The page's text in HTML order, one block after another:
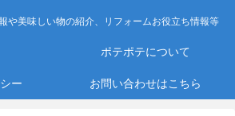
や美味しい物の紹介、リフォームお役立ち情報等
ポテポテについて
ー お問い合わせはこちら